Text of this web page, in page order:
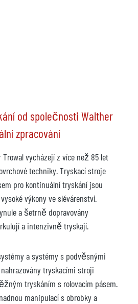
od společnosti Walther
zpracování
vycházejí z více než 85 let
techniky. Tryskací stroje
pro kontinuální tryskání jsou
výkony ve slévárenství.
a šetrně dopravovány
a intenzivně tryskají.
a systémy s podvěsnými
tryskacími stroji
tryskáním s rolovacím pásem.
manipulací s obrobky a